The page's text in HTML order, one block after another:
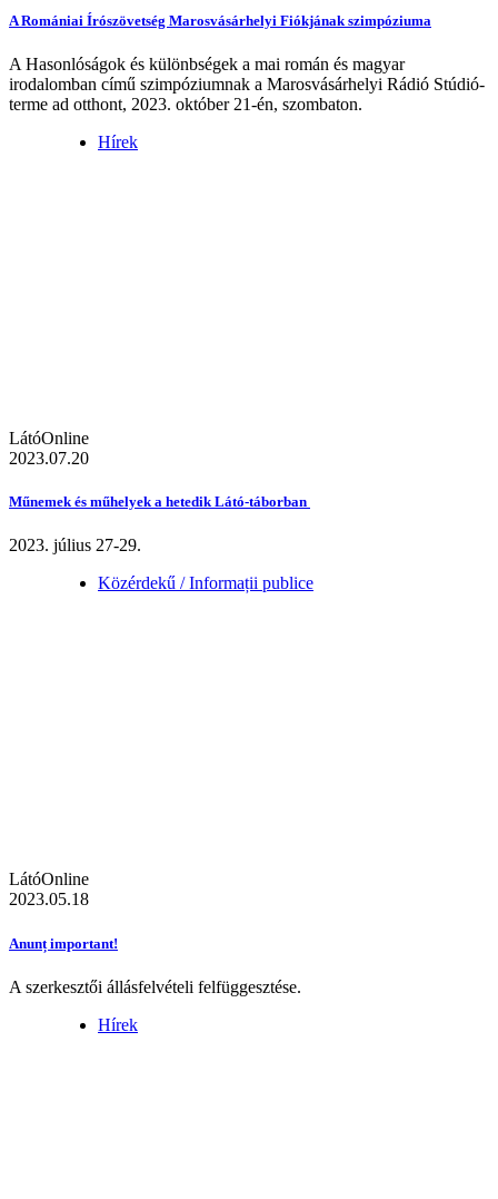
A Romániai Írószövetség Marosvásárhelyi Fiókjának szimpóziuma
A Hasonlóságok és különbségek a mai román és magyar
irodalomban című szimpóziumnak a Marosvásárhelyi Rádió Stúdió-
terme ad otthont, 2023. október 21-én, szombaton.
Hírek
LátóOnline
2023.07.20
Műnemek és műhelyek a hetedik Látó-táborban
2023. július 27-29.
Közérdekű / Informații publice
LátóOnline
2023.05.18
Anunț important!
A szerkesztői állásfelvételi felfüggesztése.
Hírek